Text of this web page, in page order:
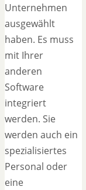
Unternehmen
ausgewählt
haben. Es muss
mit Ihrer
anderen
Software
integriert
werden. Sie
werden auch ein
spezialisiertes
Personal oder
eine